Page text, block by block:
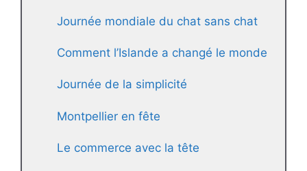
Journée mondiale du chat sans chat
Comment l’Islande a changé le monde
Journée de la simplicité
Montpellier en fête
Le commerce avec la tête